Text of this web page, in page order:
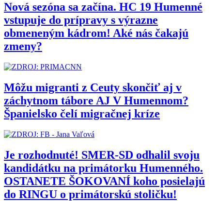
Nová sezóna sa začína. HC 19 Humenné
vstupuje do prípravy s výrazne
obmeneným kádrom! Aké nás čakajú
zmeny?
Môžu migranti z Ceuty skončiť aj v
záchytnom tábore AJ V Humennom?
Španielsko čelí migračnej kríze
Je rozhodnuté! SMER-SD odhalil svoju
kandidátku na primátorku Humenného.
OSTANETE ŠOKOVANÍ koho posielajú
do RINGU o primátorskú stoličku!